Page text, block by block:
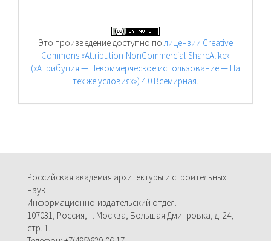
Это произведение доступно полицензии Creative
Commons «Attribution-NonCommercial-ShareAlike»
(«Атрибуция — Некоммерческое использование — На
тех же условиях») 4.0 Всемирная.
Российская академия архитектуры и строительных
наук
Информационно-издательский отдел.
107031, Россия, г. Москва, Большая Дмитровка, д. 24,
стр. 1.